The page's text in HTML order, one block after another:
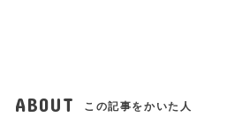
ABOUT この記事をかいた人